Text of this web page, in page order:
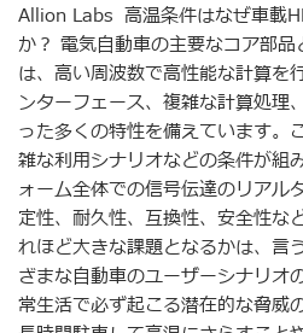
Allion Labs 高温条件はなぜ車載
か？ 電気自動車の主要なコア部
は、高い周波数で高性能な計算を
ンターフェース、複雑な計算処理
った多くの特性を備えています。
雑な利用シナリオなどの条件が組
ォーム全体での信号伝達のリアル
定性、耐久性、互換性、安全性な
れほど大きな課題となるかは、言
ざまな自動車のユーザーシナリオ
常生活で必ず起こる潜在的な脅威